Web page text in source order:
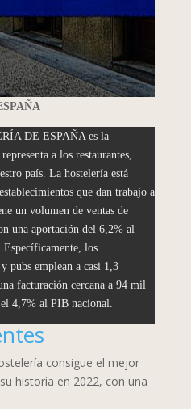
DE ESPAÑA es la
a los restaurantes,
país. La hostelería está
que dan trabajo a
un volumen de ventas de
una aportación del 6,2% al
Específicamente, los
pubs emplean a casi 1,3
facturación cercana a 94 mil
4,7% al PIB nacional.
consigue el mejor
historia en 2022, con una